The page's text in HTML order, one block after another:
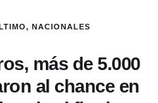
, NACIONALES
más de 5.000
al chance en